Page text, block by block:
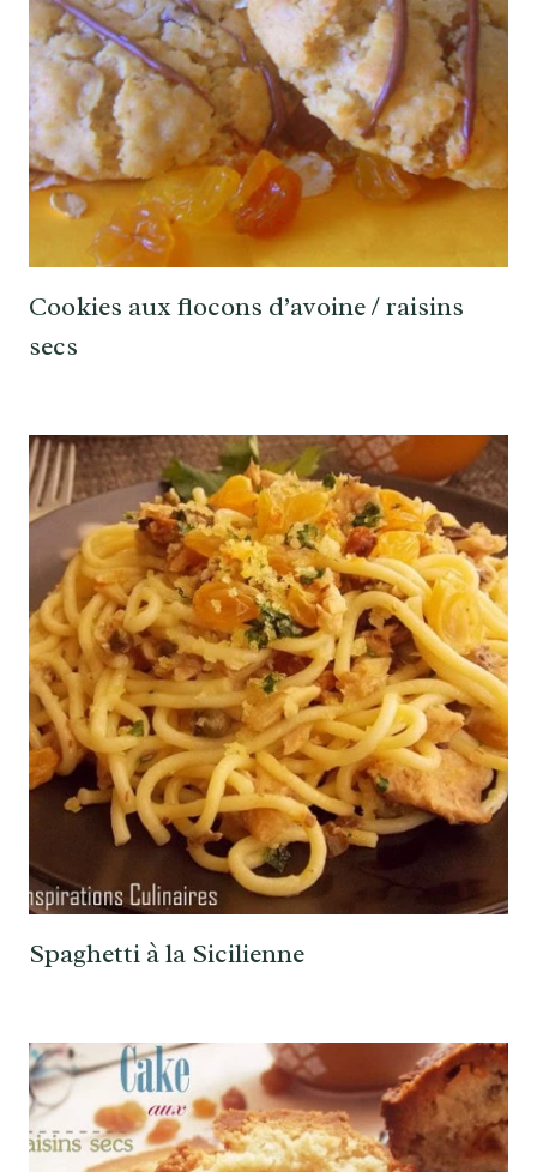
Cookies aux flocons d’avoine / raisins
secs
Spaghetti à la Sicilienne